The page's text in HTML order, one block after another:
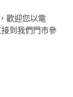
歡迎您以電
到我們門市參